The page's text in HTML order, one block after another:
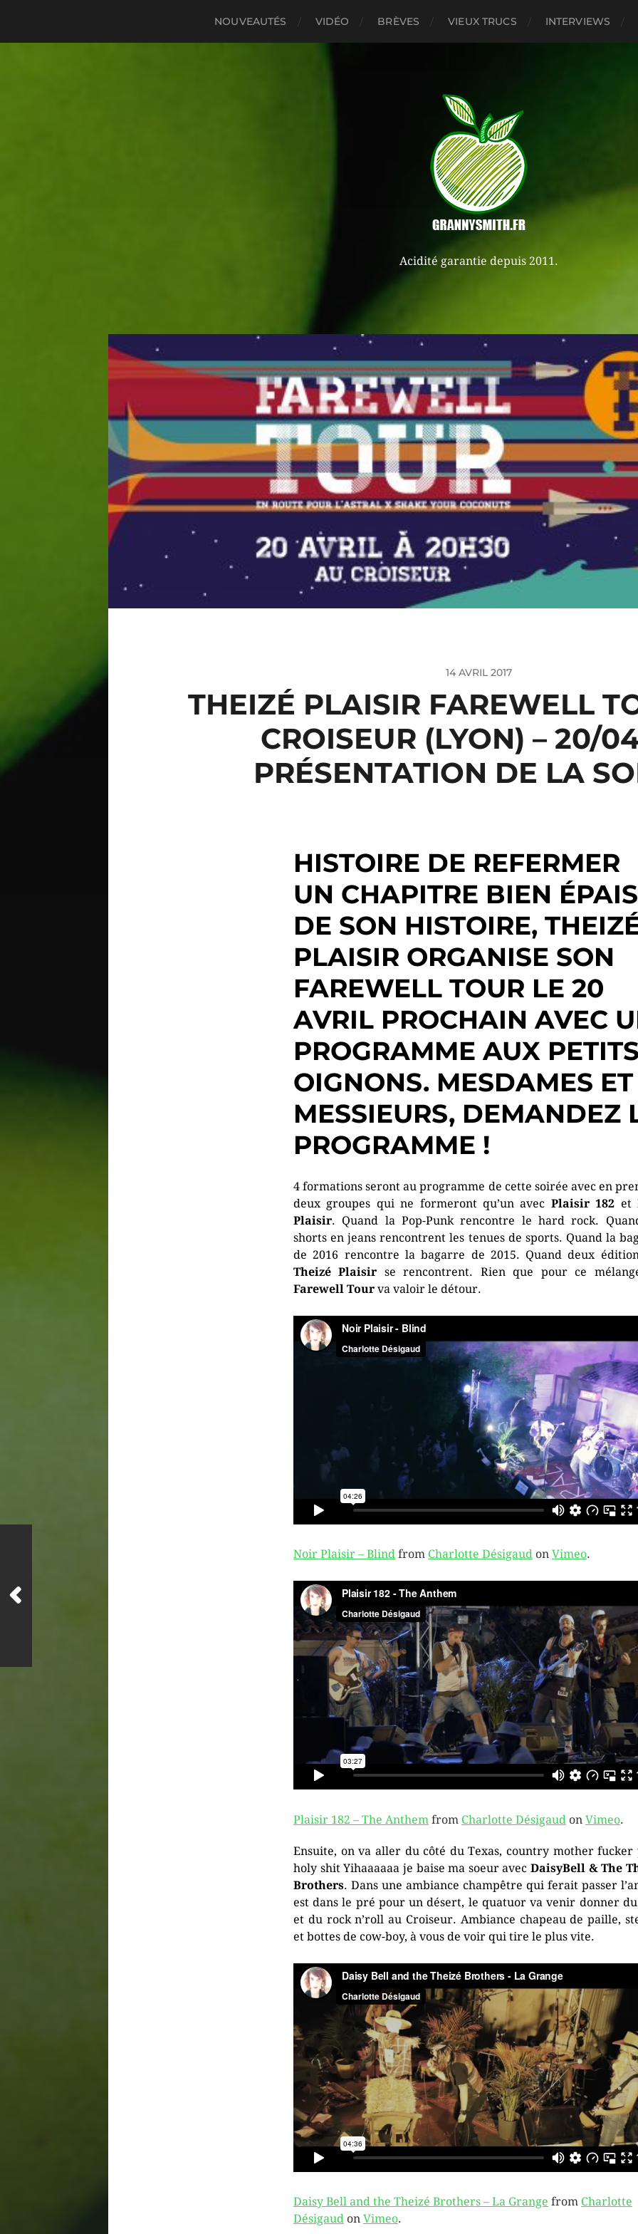
NOUVEAUTÉS VIDÉO BRÈVES VIEUX TRUCS INTERVIEWS
Acidité garantie depuis 2011.
14 AVRIL 2017
THEIZÉ PLAISIR FAREWELL
CROISEUR (LYON) – 20/
PRÉSENTATION DE LA
HISTOIRE DE REFERMER
UN CHAPITRE BIEN ÉPAIS
DE SON HISTOIRE,
PLAISIR ORGANISE SON
FAREWELL TOUR LE 20
AVRIL PROCHAIN AVEC
PROGRAMME AUX
OIGNONS. MESDAMES ET
MESSIEURS, DEMANDEZ
PROGRAMME !
4 formations seront au programme de cette soirée avec en
deux groupes qui ne formeront qu’un avec Plaisir 182 et
Plaisir. Quand la Pop-Punk rencontre le hard rock.
shorts en jeans rencontrent les tenues de sports. Quand la
de 2016 rencontre la bagarre de 2015. Quand deux
Theizé Plaisir se rencontrent. Rien que pour ce
Farewell Tour va valoir le détour.
Noir Plaisir – Blind from Charlotte Désigaud on Vimeo.
Plaisir 182 – The Anthem from Charlotte Désigaud on Vimeo.
Ensuite, on va aller du côté du Texas, country mother fucker
holy shit Yihaaaaaa je baise ma soeur avecDaisyBell & The
Brothers. Dans une ambiance champêtre qui ferait passer
est dans le pré pour un désert, le quatuor va venir donner
et du rock n’roll au Croiseur. Ambiance chapeau de paille,
et bottes de cow-boy, à vous de voir qui tire le plus vite.
Daisy Bell and the Theizé Brothers – La Grange from Charlotte
Désigaud on Vimeo.